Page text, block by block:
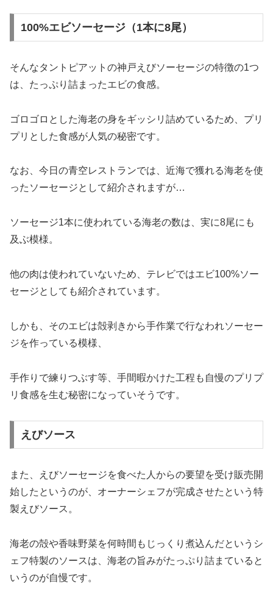
100%エビソーセージ（1本に8尾）
そんなタントピアットの神戸えびソーセージの特徴の1つ
は、たっぷり詰まったエビの食感。
ゴロゴロとした海老の身をギッシリ詰めているため、プリ
プリとした食感が人気の秘密です。
なお、今日の青空レストランでは、近海で獲れる海老を使
ったソーセージとして紹介されますが…
ソーセージ1本に使われている海老の数は、実に8尾にも
及ぶ模様。
他の肉は使われていないため、テレビではエビ100%ソー
セージとしても紹介されています。
しかも、そのエビは殻剥きから手作業で行なわれソーセー
ジを作っている模様、
手作りで練りつぶす等、手間暇かけた工程も自慢のプリプ
リ食感を生む秘密になっていそうです。
えびソース
また、えびソーセージを食べた人からの要望を受け販売開
始したというのが、オーナーシェフが完成させたという特
製えびソース。
海老の殻や香味野菜を何時間もじっくり煮込んだというシ
ェフ特製のソースは、海老の旨みがたっぷり詰まていると
いうのが自慢です。